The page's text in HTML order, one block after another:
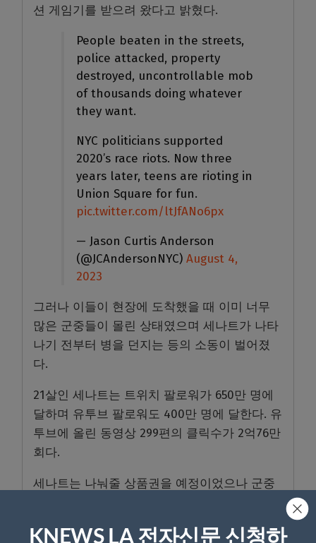
션 게임기를 받으려 왔다고 밝혔다.
People beaten in the streets,
police attacked, property
destroyed, uncontrollable mob
of thousands doing whatever
they want.
NYC politicians supported
2020’s race riots. Now three
years later, teens are rioting in
Union Square for fun.
pic.twitter.com/ltJfANo6px
— Jason Curtis Anderson
(@JCAndersonNYC) August 4,
2023
그러나 이들이 현장에 도착했을 때 이미 너무
많은 군중들이 몰린 상태였으며 세나트가 나타
나기 전부터 병을 던지는 등의 소동이 벌어졌
다.
21살인 세나트는 트위치 팔로워가 650만 명에
달하며 유투브 팔로워도 400만 명에 달한다. 유
투브에 올린 동영상 299편의 클릭수가 2억76만
회다.
세나트는 나눠줄 상품권을 예정이었으나 군중
KNEWS LA 전자신문 신청하